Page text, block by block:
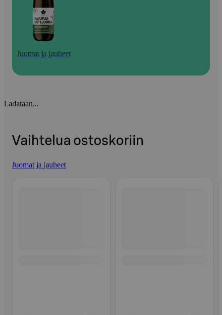
Juomat ja jauheet
Ladataan...
Vaihtelua ostoskoriin
Juomat ja jauheet